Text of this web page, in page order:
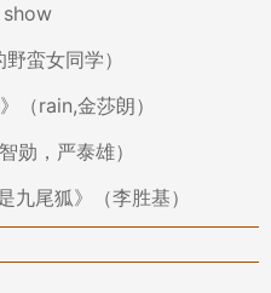
show
蛮女同学）
（rain,金莎朗）
勋，严泰雄）
九尾狐》（李胜基）